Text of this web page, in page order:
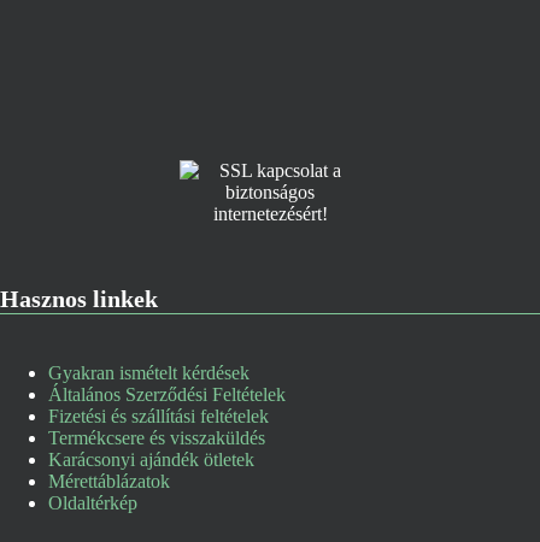
Hasznos linkek
Gyakran ismételt kérdések
Általános Szerződési Feltételek
Fizetési és szállítási feltételek
Termékcsere és visszaküldés
Karácsonyi ajándék ötletek
Mérettáblázatok
Oldaltérkép